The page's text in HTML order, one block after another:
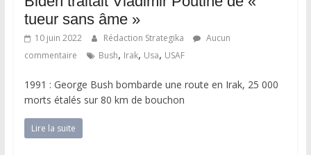
tueur sans âme »
10 juin 2022 Rédaction Strategika
Aucun
commentaire
Bush, Irak, Usa, USAF
1991 : George Bush bombarde une route en Irak, 25 000
morts étalés sur 80 km de bouchon
Lire la suite